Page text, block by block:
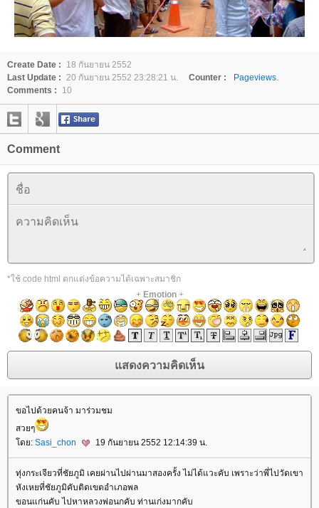
Create Date :
18 กันยายน 2552
Last Update : 20 กันยายน 2552 23:28:21 น. Counter :
Pageviews.
Comments :
10
Comment
*ใช้ code html ตกแต่งข้อความได้เฉพาะสมาชิก
+ Emotion+
ขอไปด้วยคนจ้า มาร่วมชม
สวยๆ
โดย: Sasi_chon 19 กันยายน 2552 12:14:39 น.
ทุ่งกระเจียวที่ชัยภูมิ เคยผ่านไปผ่านมาสองครั้ง ไม่ได้แวะคับ เพราะว่าพี่ไปวัดเขา
หังเหยที่ชัยภูมิคับติดเขตอำเภอพล
ขอนแก่นคับ ไปหาหลวงพ่อนกคับ ท่านเก่งมากคับ